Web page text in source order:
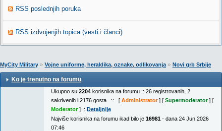
RSS poslednjih poruka
RSS izdvojenjih topica (vesti i članci)
MyCity Military » Vojne uniforme, heraldika, oznake, odlikovanja» Novi grb Srbije
Ko je trenutno na forumu
Ukupno su 2204 korisnika na forumu :: 26 registrovanih, 2
sakrivenih i 2176 gosta :: [ Administrator] [ Supermoderator] [
Moderator] :: Detaljnije
Najviše korisnika na forumu ikad bilo je 16981 - dana 24 Jun 2026
07:46